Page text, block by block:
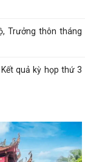
Trưởng thôn tháng
quả kỳ họp thứ 3
vụ trọng tâm tại
thành phố về việc